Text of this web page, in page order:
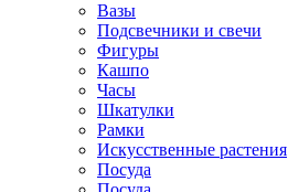
Вазы
Подсвечники и свечи
Фигуры
Кашпо
Часы
Шкатулки
Рамки
Искусственные растения
Посуда